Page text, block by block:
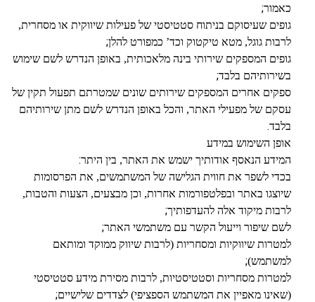
כאמור;
גופים שעיסוקם בניתוח סטטיסטי של פעילות שיווקית או מסחרית,
לרבות גוגל, מטא טיקטוק וכד’ כמפורט להלן;
גופים המספקים שירותי בינה מלאכותית, באופן הנדרש לשם שימוש
בשירותיהם בלבד;
ספקים אחרים המספקים שירותים שונים שמטרתם תפעול תקין של
עסקם של מפעילי האתר, והכל באופן הנדרש לשם מתן שירותיהם
בלבד.
אופן השימוש במידע
המידע הנאסף אודותיך ישמש את האתר, בין היתר:
בכדי לשפר את חווית הגלישה של המשתמשים, את הפרסומות
שיוצגו באתר ובפלטפורמות אחרות, וכן מבצעים, הצעות והטבות,
לרבות מיקוד אלה להעדפותיך;
לשם שיפור וייעול הקשר עם משתמשי האתר;
למטרות שיווקיות ומסחריות (לרבות שיווק ממוקד ומותאם
למשתמש);
למטרות מסחריות וסטטיסטיות, לרבות מסירת מידע סטטיסטי
(שאינו מאפיין את המשתמש הספציפי) לצדדים שלישיים;